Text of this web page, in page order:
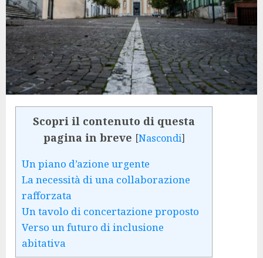
Scopri il contenuto di questa
pagina in breve [Nascondi]
Un piano d’azione urgente
La necessità di una collaborazione
rafforzata
Un tavolo di concertazione proposto
Verso un futuro di inclusione
abitativa